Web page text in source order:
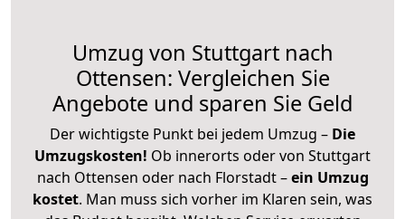
Umzug von Stuttgart nach
Ottensen: Vergleichen Sie
Angebote und sparen Sie Geld
Der wichtigste Punkt bei jedem Umzug – Die
Umzugskosten! Ob innerorts oder von Stuttgart
nach Ottensen oder nach Florstadt –ein Umzug
kostet. Man muss sich vorher im Klaren sein, was